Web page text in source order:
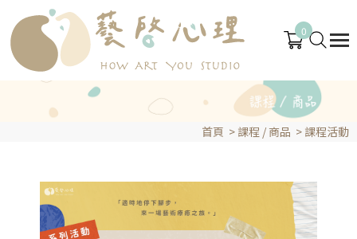
0
首頁 > 課程 / 商品 > 課程活動